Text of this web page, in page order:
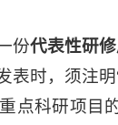
份代表性研
表时，须注明
点科研项目